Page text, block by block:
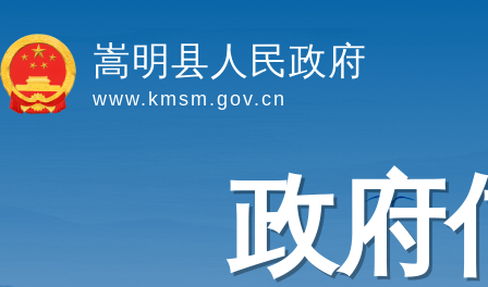
嵩明县人民政府
www.kmsm.gov.cn
政府